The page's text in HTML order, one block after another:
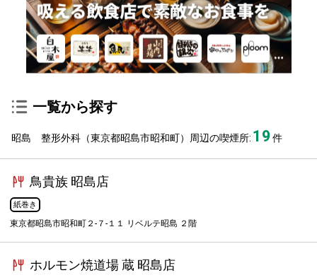
一覧から探す
昭島 整形外科（東京都昭島市昭和町）周辺の喫煙所: 19 件
鳥貴族 昭島店
紙巻き
東京都昭島市昭和町２-７-１１ リベルテ昭島 ２階
ホルモン焼道場 蔵 昭島店